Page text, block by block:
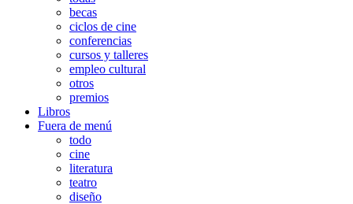
becas
ciclos de cine
conferencias
cursos y talleres
empleo cultural
otros
premios
Libros
Fuera de menú
todo
cine
literatura
teatro
diseño